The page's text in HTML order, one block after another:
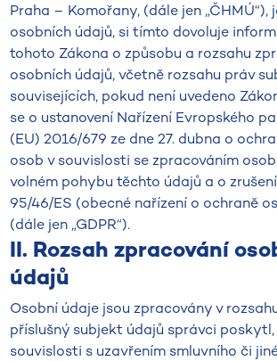
Praha – Komořany, (dále jen „ČHMÚ“),
osobních údajů, si tímto dovoluje
tohoto Zákona o způsobu a rozsahu
osobních údajů, včetně rozsahu práv
souvisejících, pokud není uvedeno
se o ustanovení Nařízení Evropského
(EU) 2016/679 ze dne 27. dubna o
osob v souvislosti se zpracováním
volném pohybu těchto údajů a o
95/46/ES (obecné nařízení o ochraně
(dále jen „GDPR“).
II. Rozsah zpracování
údajů
Osobní údaje jsou zpracovány v
příslušný subjekt údajů správci
souvislosti s uzavřením smluvního či